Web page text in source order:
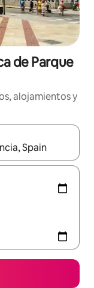
de Parque
alojamientos y
navega con las